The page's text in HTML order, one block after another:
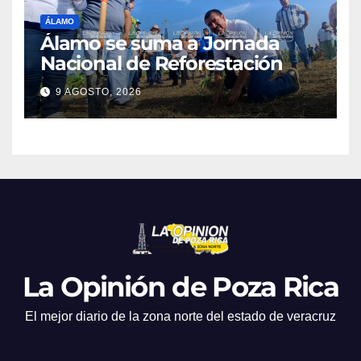
ÁLAMO
Álamo se suma a Jornada
Nacional de Reforestación
9 AGOSTO, 2026
La Opinión de Poza Rica
El mejor diario de la zona norte del estado de veracruz